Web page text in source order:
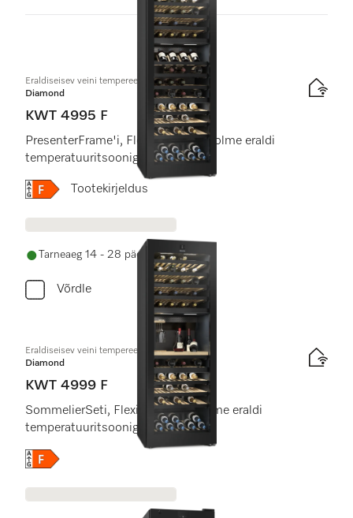
3 Tooted
Eraldiseisev veini tempereerimiskapp
Diamond
KWT 4995 F
PresenterFrame'i, FlexiFrame'i ja kolme eraldi
temperatuuritsooniga.
Online Label Flag, Energiamärgis
Tootekirjeldus
Tarneaeg 14 - 28 päeva
Võrdle
Eraldiseisev veini tempereerimiskapp
Diamond
KWT 4999 F
SommelierSeti, FlexiFrame'i ja kolme eraldi
temperatuuritsooniga.
Online Label Flag, Energiamärgis